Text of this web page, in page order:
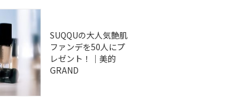
SUQQUの大人気艶肌
ファンデを50人にプ
レゼント！｜美的
GRAND